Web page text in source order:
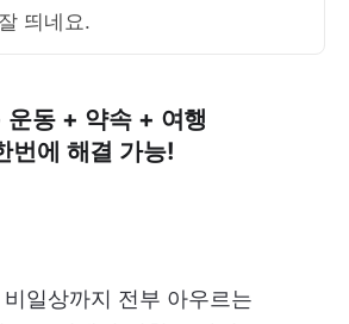
띄네요.
운동 + 약속 + 여행
번에 해결 가능!